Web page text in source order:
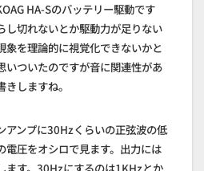
HA-Sのバッテリー駆動です
し切れないとか駆動力が足りない
象を理論的に視覚化できないかと
いついたのですが音に関連性があ
しますね。
アンプに30Hzくらいの正弦波の低
電圧をオシロで見ます。出力には